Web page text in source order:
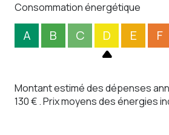
Consommation énergétique
A B C D E F
Montant estimé des dépenses
130 € . Prix moyens des énergies